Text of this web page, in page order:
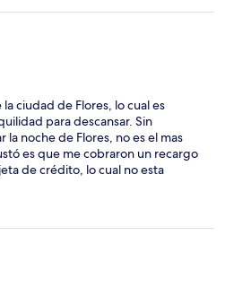
ciudad de Flores, lo cual es
para descansar. Sin
noche de Flores, no es el mas
es que me cobraron un recargo
de crédito, lo cual no esta
Orbitz.